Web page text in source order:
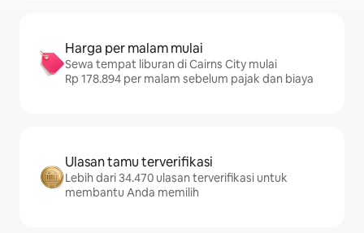
Harga per malam mulai
Sewa tempat liburan di Cairns City mulai
Rp 178.894 per malam sebelum pajak dan biaya
Ulasan tamu terverifikasi
Lebih dari 34.470 ulasan terverifikasi untuk
membantu Anda memilih